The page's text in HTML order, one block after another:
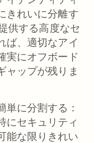
きれいに分離す
供する高度なセ
ば、適切なアイ
実にオフボード
ャップが残りま
単に分割する ：
にセキュリティ
能な限りきれい